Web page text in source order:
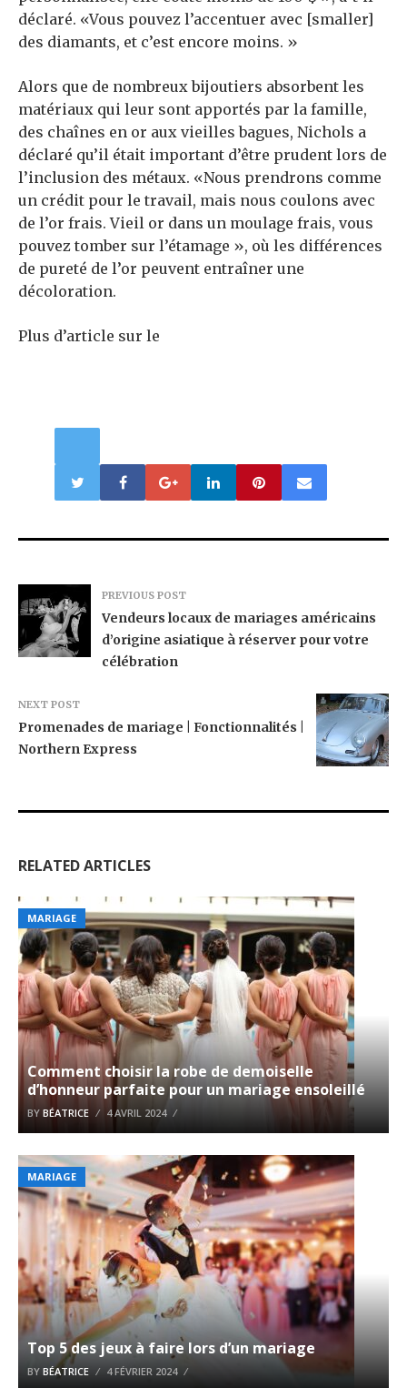
déclaré. «Vous pouvez l’accentuer avec [smaller]
des diamants, et c’est encore moins. »
Alors que de nombreux bijoutiers absorbent les
matériaux qui leur sont apportés par la famille,
des chaînes en or aux vieilles bagues, Nichols a
déclaré qu’il était important d’être prudent lors de
l’inclusion des métaux. «Nous prendrons comme
un crédit pour le travail, mais nous coulons avec
de l’or frais. Vieil or dans un moulage frais, vous
pouvez tomber sur l’étamage », où les différences
de pureté de l’or peuvent entraîner une
décoloration.
Plus d’article sur le
PREVIOUS POST
Vendeurs locaux de mariages américains
d’origine asiatique à réserver pour votre
célébration
NEXT POST
Promenades de mariage | Fonctionnalités |
Northern Express
RELATED ARTICLES
MARIAGE
Comment choisir la robe de demoiselle
d’honneur parfaite pour un mariage ensoleillé
BY BÉATRICE 4 AVRIL 2024
MARIAGE
Top 5 des jeux à faire lors d’un mariage
BY BÉATRICE 4 FÉVRIER 2024